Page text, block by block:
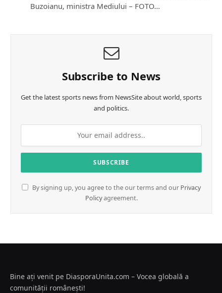
Buzoianu, ministra Mediului – FOTO…
Subscribe to News
Get the latest sports news from NewsSite about world, sports
and politics.
By signing up, you agree to the our terms and our Privacy
Policyagreement.
Bine ați venit pe DiasporaUnita.com – Vocea globală a
comunității românești!